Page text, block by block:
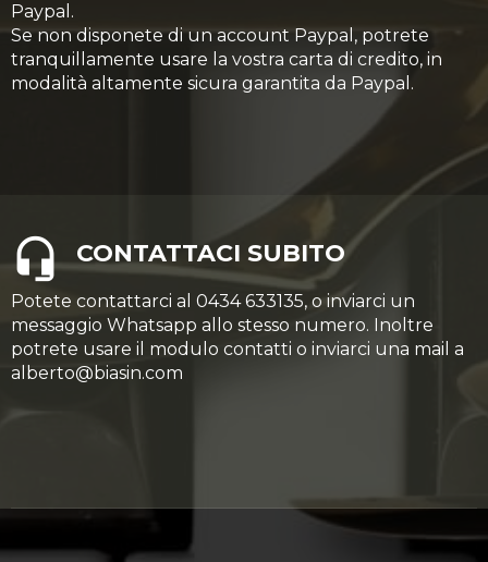
Paypal.
Se non disponete di un account Paypal, potrete
tranquillamente usare la vostra carta di credito, in
modalità altamente sicura garantita da Paypal.
CONTATTACI SUBITO
Potete contattarci al 0434 633135, o inviarci un
messaggio Whatsapp allo stesso numero. Inoltre
potrete usare il modulo contatti o inviarci una mail a
alberto@biasin.com